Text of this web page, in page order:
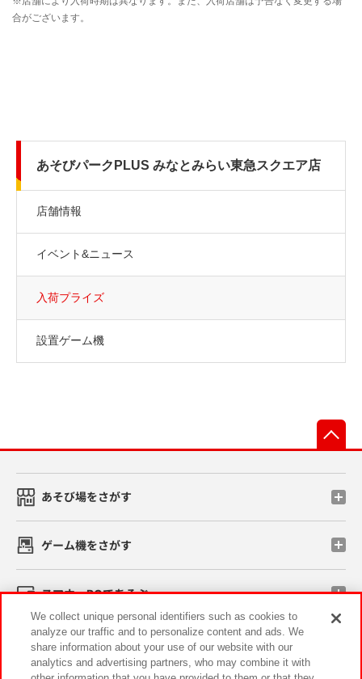
あそびパークPLUS みなとみらい東急スクエア店
店舗情報
イベント&ニュース
入荷プライズ
設置ゲーム機
あそび場をさがす
ゲーム機をさがす
スマホ・PCであそぶ
イベント・キャンペーン
We collect unique personal identifiers such as cookies to
analyze our traffic and to personalize content and ads. We
share information about your use of our website with our
analytics and advertising partners, who may combine it with